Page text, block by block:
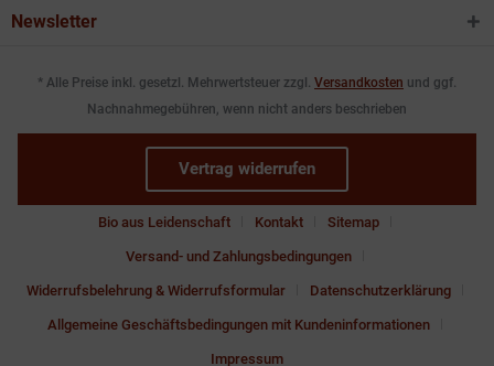
Newsletter
* Alle Preise inkl. gesetzl. Mehrwertsteuer zzgl. Versandkosten und ggf.
Nachnahmegebühren, wenn nicht anders beschrieben
Vertrag widerrufen
Bio aus Leidenschaft Kontakt Sitemap
Versand- und Zahlungsbedingungen
Widerrufsbelehrung & Widerrufsformular Datenschutzerklärung
Allgemeine Geschäftsbedingungen mit Kundeninformationen
Impressum